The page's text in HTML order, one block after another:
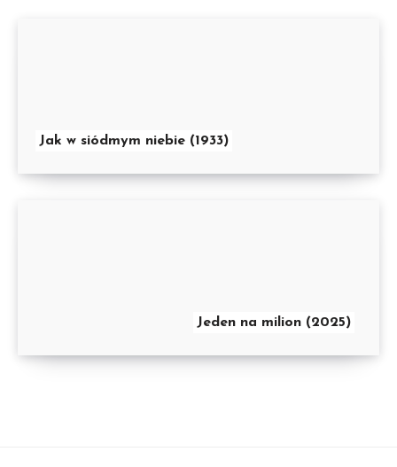
Jak w siódmym niebie (1933)
Jeden na milion (2025)